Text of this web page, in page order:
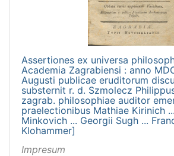
Assertiones ex universa
Academia Zagrabiensi : anno
Augusti publicae eruditorum
substernit r. d. Szmolecz
zagrab. philosophiae auditor
praelectionibus Mathiae Kirinich
Minkovich ... Georgii Sugh ...
Klohammer]
Impresum